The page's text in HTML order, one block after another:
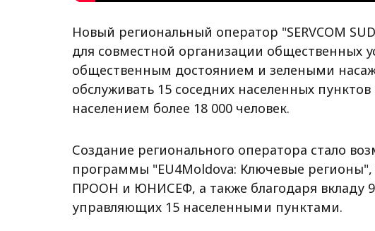
Новый региональный оператор "SERVCOM
для совместной организации общественных
общественным достоянием и зелеными
обслуживать 15 соседних населенных
населением более 18 000 человек.
Создание регионального оператора стало
программы "EU4Moldova: Ключевые
ПРООН и ЮНИСЕФ, а также благодаря вкладу
управляющих 15 населенными пунктами.